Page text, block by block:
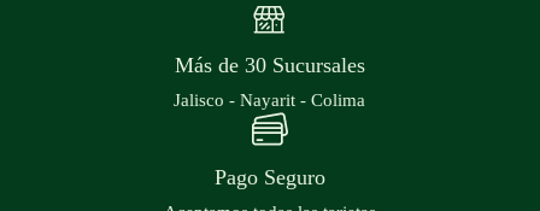
Más de 30 Sucursales
Jalisco - Nayarit - Colima
Pago Seguro